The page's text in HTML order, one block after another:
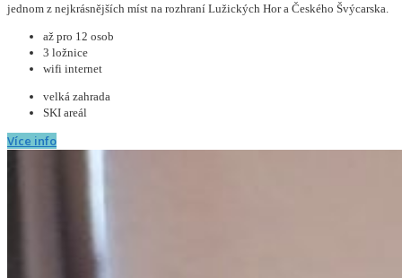
jednom z nejkrásnějších míst na rozhraní Lužických Hor a Českého Švýcarska.
až pro 12 osob
3 ložnice
wifi internet
velká zahrada
SKI areál
Více info